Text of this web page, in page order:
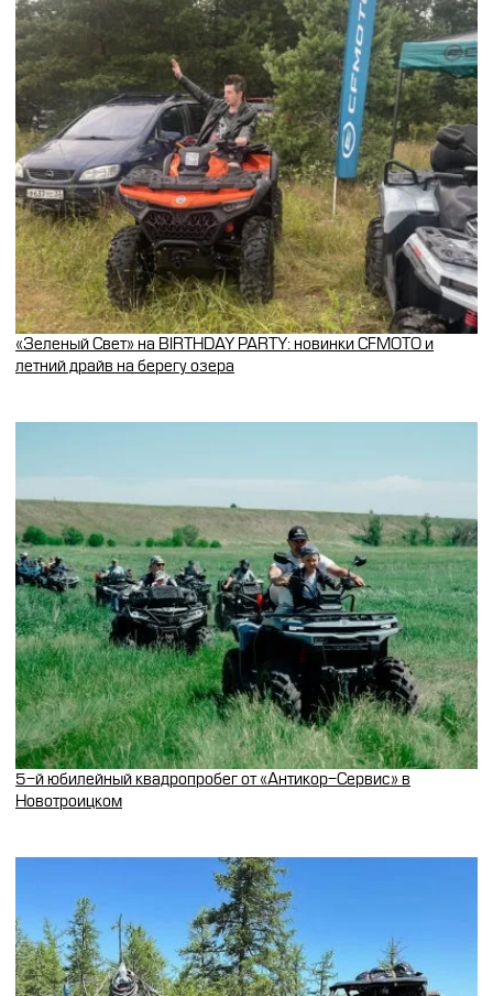
«Зеленый Свет» на BIRTHDAY PARTY: новинки CFMOTO и
летний драйв на берегу озера
5-й юбилейный квадропробег от «Антикор-Сервис» в
Новотроицком